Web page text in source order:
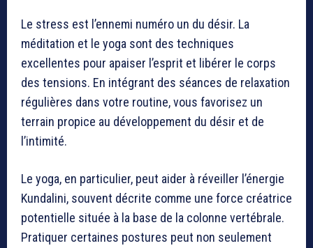
Le stress est l’ennemi numéro un du désir. La
méditation et le yoga sont des techniques
excellentes pour apaiser l’esprit et libérer le corps
des tensions. En intégrant des séances de relaxation
régulières dans votre routine, vous favorisez un
terrain propice au développement du désir et de
l’intimité.
Le yoga, en particulier, peut aider à réveiller l’énergie
Kundalini, souvent décrite comme une force créatrice
potentielle située à la base de la colonne vertébrale.
Pratiquer certaines postures peut non seulement